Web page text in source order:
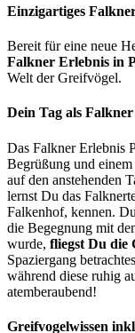
Einzigartiges
Bereit für eine neue
Falkner Erlebnis in
Welt der Greifvögel.
Dein Tag als Falkner
Das Falkner Erlebnis
Begrüßung und
auf den anstehenden
lernst Du das
Falkenhof, kennen.
die Begegnung mit
wurde, fliegst Du die
Spaziergang
während diese ruhig
atemberaubend!
Greifvogelwissen